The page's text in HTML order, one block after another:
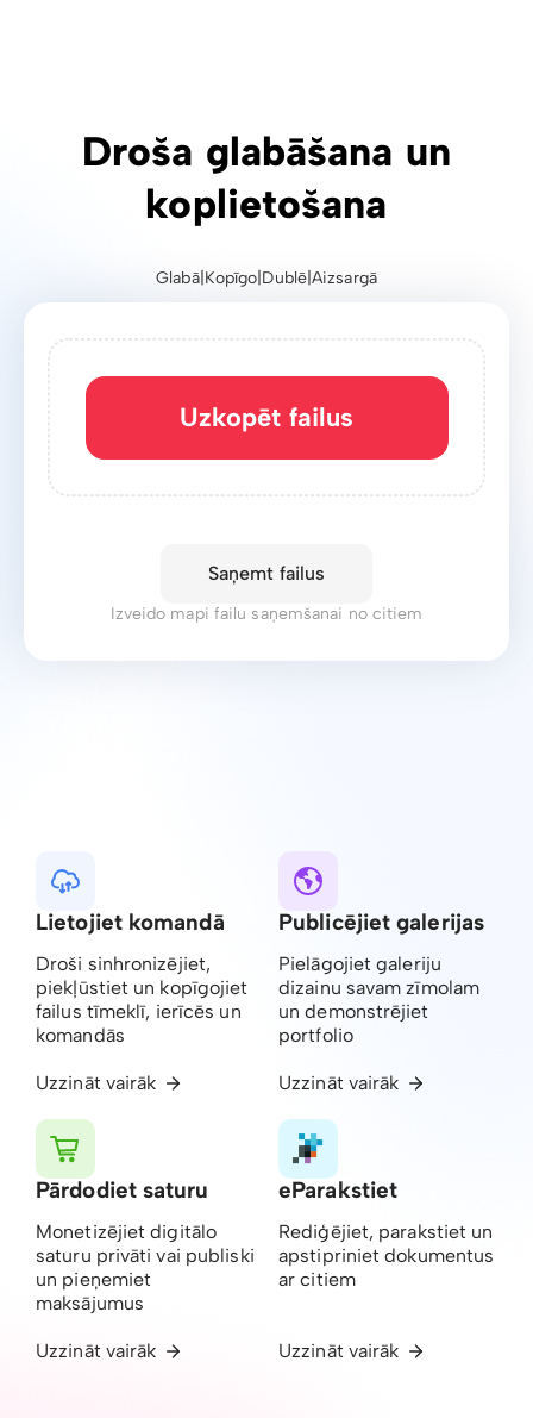
Droša glabāšana un
koplietošana
Glabā| Kopīgo Dublē|Aizsargā
Uzkopēt failus
Saņemt failus
Izveido mapi failu saņemšanai no citiem
Lietojiet komandā
Droši sinhronizējiet,
piekļūstiet un kopīgojiet
failus tīmeklī, ierīcēs un
komandās
Uzzināt vairāk
Publicējiet galerijas
Pielāgojiet galeriju
dizainu savam zīmolam
un demonstrējiet
portfolio
Uzzināt vairāk
Pārdodiet saturu
Monetizējiet digitālo
saturu privāti vai publiski
un pieņemiet
maksājumus
Uzzināt vairāk
eParakstiet
Rediģējiet, parakstiet un
apstipriniet dokumentus
ar citiem
Uzzināt vairāk